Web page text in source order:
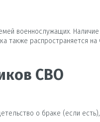
военнослужащих. Наличие
также распространяется на
СВО
о браке (если